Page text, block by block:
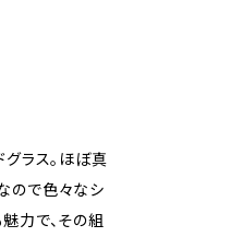
ラス。ほぼ真
ので色々なシ
力で、その組